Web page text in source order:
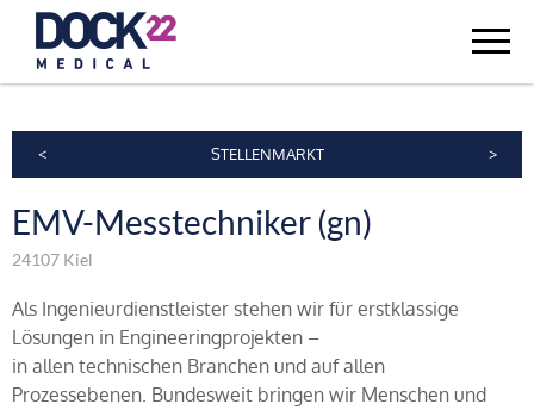
< >
STELLENMARKT
EMV-Messtechniker (gn)
24107 Kiel
Als Ingenieurdienstleister stehen wir für erstklassige
Lösungen in Engineeringprojekten –
in allen technischen Branchen und auf allen
Prozessebenen. Bundesweit bringen wir Menschen und